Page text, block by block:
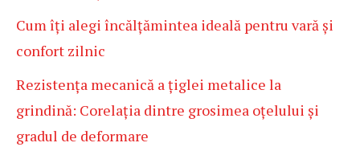
Cum îți alegi încălțămintea ideală pentru vară și
confort zilnic
Rezistența mecanică a țiglei metalice la
grindină: Corelația dintre grosimea oțelului și
gradul de deformare